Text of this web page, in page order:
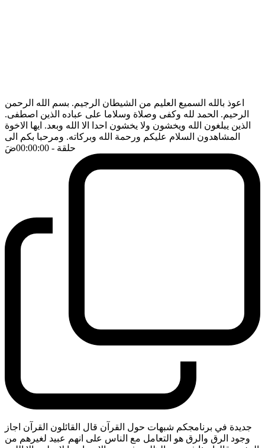
اعوذ بالله السميع العليم من الشيطان الرجيم. بسم الله الرحمن
الرحيم. الحمد لله وكفى وصلاة وسلاما على عباده الذين اصطفى.
الذين يبلغون الله ويخشون ولا يخشون احدا الا الله وبعد. ايها الاخوة
المشاهدون السلام عليكم ورحمة الله وبركاته. ومرحبا بكم الى
حلقة - 00:00:00 ضَ
جديدة في برنامجكم شبهات حول القرآن قال القائلون القرآن اجاز
وجود الرق والرق هو التعامل مع الناس على انهم عبيد لغيرهم من